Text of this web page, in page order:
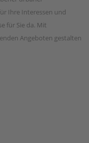
Ihre Interessen und
für Sie da. Mit
Angeboten gestalten